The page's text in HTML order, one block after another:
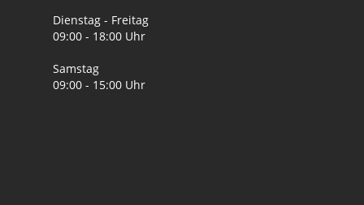
Dienstag - Freitag
09:00 - 18:00 Uhr
Samstag
09:00 - 15:00 Uhr